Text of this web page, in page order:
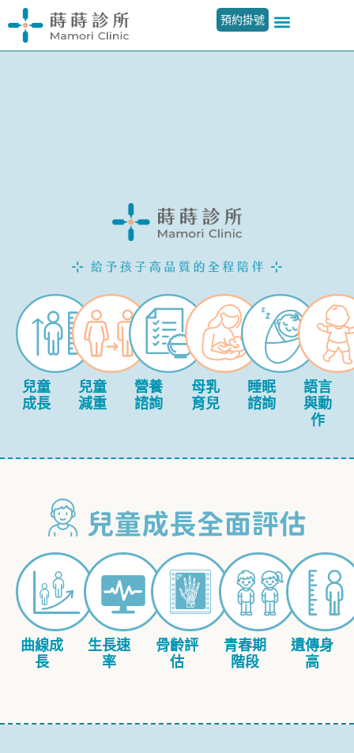
預約掛號
兒童
成長
兒童
減重
營養
諮詢
母乳
育兒
睡眠
諮詢
語言
與動
作
曲線成
長
生長速
率
骨齡評
估
青春期
階段
遺傳身
高